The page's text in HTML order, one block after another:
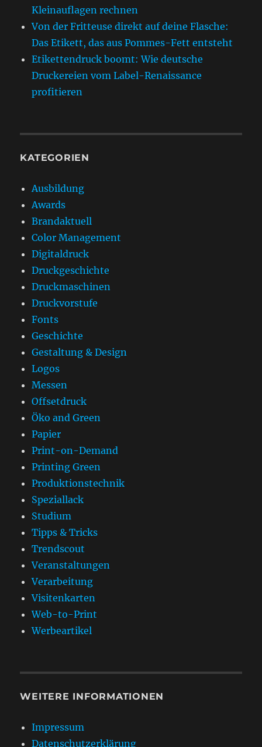
Kleinauflagen rechnen
Von der Fritteuse direkt auf deine Flasche:
Das Etikett, das aus Pommes-Fett entsteht
Etikettendruck boomt: Wie deutsche
Druckereien vom Label-Renaissance
profitieren
KATEGORIEN
Ausbildung
Awards
Brandaktuell
Color Management
Digitaldruck
Druckgeschichte
Druckmaschinen
Druckvorstufe
Fonts
Geschichte
Gestaltung & Design
Logos
Messen
Offsetdruck
Öko and Green
Papier
Print-on-Demand
Printing Green
Produktionstechnik
Speziallack
Studium
Tipps & Tricks
Trendscout
Veranstaltungen
Verarbeitung
Visitenkarten
Web-to-Print
Werbeartikel
WEITERE INFORMATIONEN
Impressum
Datenschutzerklärung